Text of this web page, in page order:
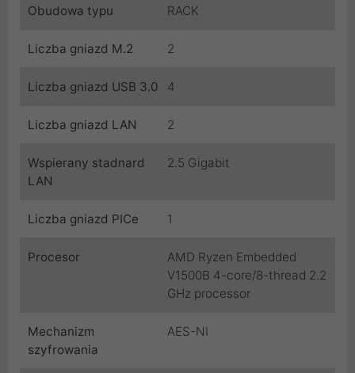
Obudowa typu RACK
Liczba gniazd M.2 2
Liczba gniazd USB 3.0 4
Liczba gniazd LAN 2
Wspierany stadnard
LAN
2.5 Gigabit
Liczba gniazd PICe 1
Procesor
AMD Ryzen Embedded
V1500B 4-core/8-thread 2.2
GHz processor
Mechanizm
szyfrowania
AES-NI